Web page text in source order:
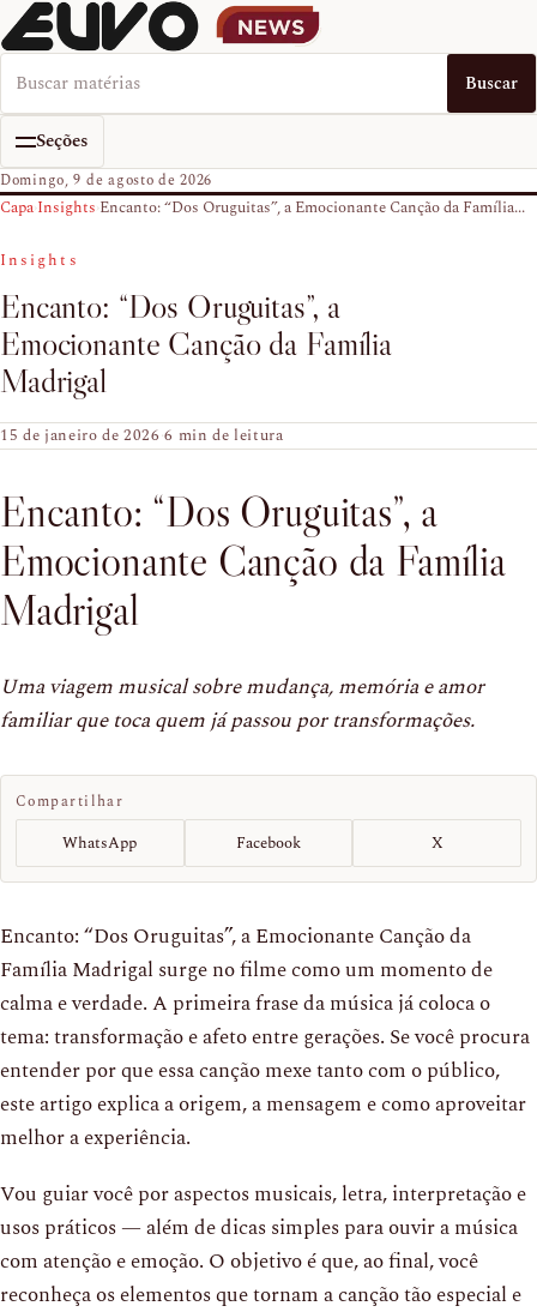
Buscar no EUVO News Buscar
Seções
Domingo, 9 de agosto de 2026
Capa›Insights›Encanto: “Dos Oruguitas”, a Emocionante Canção da Família...
Insights
Encanto: “Dos Oruguitas”, a
Emocionante Canção da Família
Madrigal
15 de janeiro de 2026·6 min de leitura
Encanto: “Dos Oruguitas”, a
Emocionante Canção da Família
Madrigal
Uma viagem musical sobre mudança, memória e amor
familiar que toca quem já passou por transformações.
Compartilhar
WhatsApp Facebook X
Encanto: “Dos Oruguitas”, a Emocionante Canção da
Família Madrigal surge no filme como um momento de
calma e verdade. A primeira frase da música já coloca o
tema: transformação e afeto entre gerações. Se você procura
entender por que essa canção mexe tanto com o público,
este artigo explica a origem, a mensagem e como aproveitar
melhor a experiência.
Vou guiar você por aspectos musicais, letra, interpretação e
usos práticos — além de dicas simples para ouvir a música
com atenção e emoção. O objetivo é que, ao final, você
reconheça os elementos que tornam a canção tão especial e